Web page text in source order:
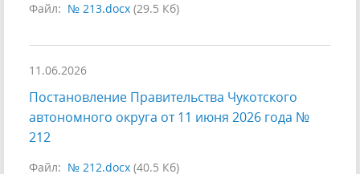
Файл: № 213.docx (29.5 Кб)
11.06.2026
Постановление Правительства Чукотского
автономного округа от 11 июня 2026 года №
212
Файл: № 212.docx (40.5 Кб)